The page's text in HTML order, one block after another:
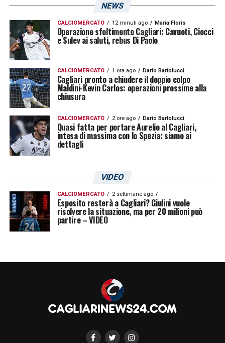
NEWS
CALCIOMERCATO 12 minuti ago Maria Floris
Operazione sfoltimento Cagliari: Cavuoti, Ciocci
e Sulev ai saluti, rebus Di Paolo
CALCIOMERCATO 1 ora ago Dario Bartolucci
Cagliari pronto a chiudere il doppio colpo
Maldini-Kevin Carlos: operazioni prossime alla
chiusura
CALCIOMERCATO 2 ore ago Dario Bartolucci
Quasi fatta per portare Aurelio al Cagliari,
intesa di massima con lo Spezia: siamo ai
dettagli
VIDEO
CALCIOMERCATO 2 settimane ago
Esposito resterà a Cagliari? Giulini vuole
risolvere la situazione, ma per 20 milioni può
partire – VIDEO